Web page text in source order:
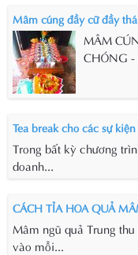
Mâm cúng đầy cữ đầy
MÂM
CHÓNG -
Tea break cho các sự
Trong bất kỳ chương
doanh...
CÁCH TỈA HOA QUẢ
Mâm ngũ quả Trung
vào mỗi...